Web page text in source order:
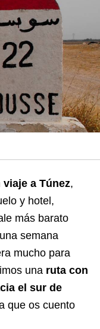
viaje a Túnez,
y hotel,
más barato
semana
mucho para
una ruta con
el sur de
que os cuento